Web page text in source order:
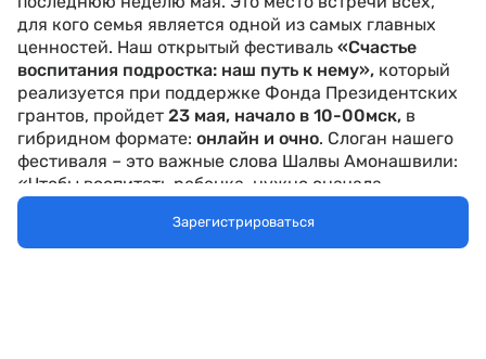
для кого семья является одной из самых главных
ценностей. Наш открытый фестиваль «Счастье
воспитания подростка: наш путь к нему», который
реализуется при поддержке Фонда Президентских
грантов, пройдет 23 мая, начало в 10-00мск, в
гибридном формате: онлайн и очно. Слоган нашего
фестиваля – это важные слова Шалвы Амонашвили:
«Чтобы воспитать ребенка, нужно сначала
воспитать в себе Родителя».
Цельфестиваля – показать опыт семей в
Зарегистрироваться